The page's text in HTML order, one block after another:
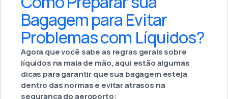
Bagagem para Evitar
Problemas com Líquidos?
Agora que você sabe as regras gerais sobre
líquidos na mala de mão, aqui estão algumas
dicas para garantir que sua bagagem esteja
dentro das normas e evitar atrasos na
segurança do aeroporto: